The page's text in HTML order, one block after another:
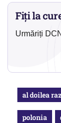
Fiți la
Urmăriți
al doilea
polonia